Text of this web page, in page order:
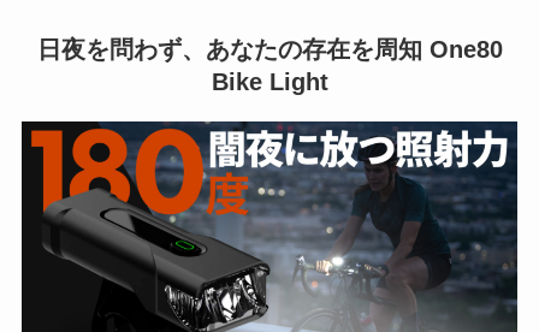
日夜を問わず、あなたの存在を周知 One80
Bike Light